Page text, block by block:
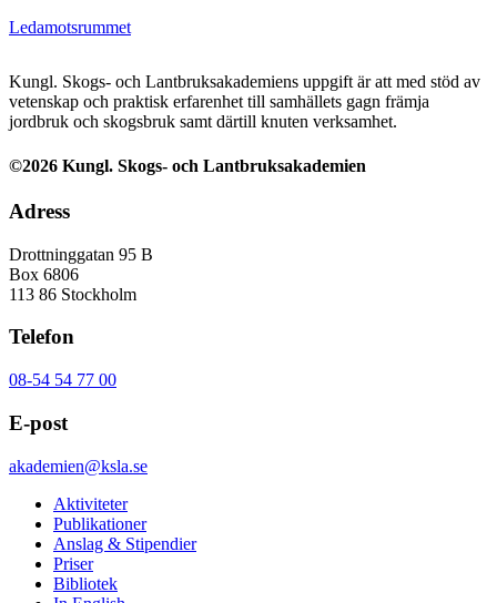
Ledamotsrummet
Kungl. Skogs- och Lantbruksakademiens uppgift är att med stöd av
vetenskap och praktisk erfarenhet till samhällets gagn främja
jordbruk och skogsbruk samt därtill knuten verksamhet.
©2026 Kungl. Skogs- och Lantbruksakademien
Adress
Drottninggatan 95 B
Box 6806
113 86 Stockholm
Telefon
08-54 54 77 00
E-post
akademien@ksla.se
Aktiviteter
Publikationer
Anslag & Stipendier
Priser
Bibliotek